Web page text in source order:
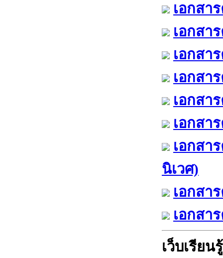
เอกสา
เอกสา
เอกสา
เอกสา
เอกสา
เอกสา
เอกสา
นิเวศ)
เอกสา
เอกสา
เว็บเรียนรู้